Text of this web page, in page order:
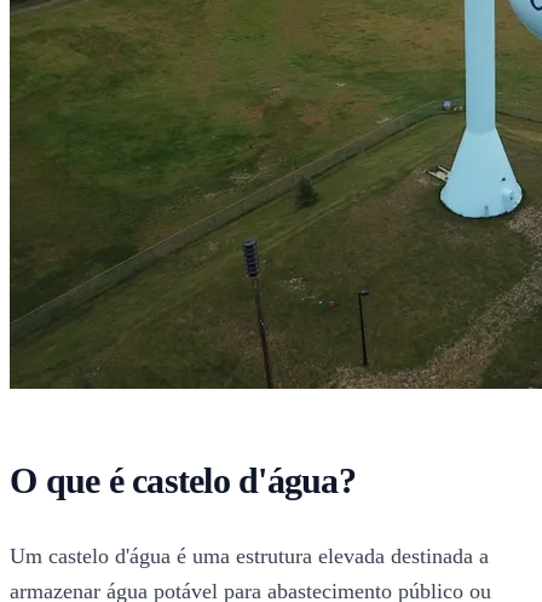
O que é castelo d'água?
Um castelo d'água é uma estrutura elevada destinada a
armazenar água potável para abastecimento público ou